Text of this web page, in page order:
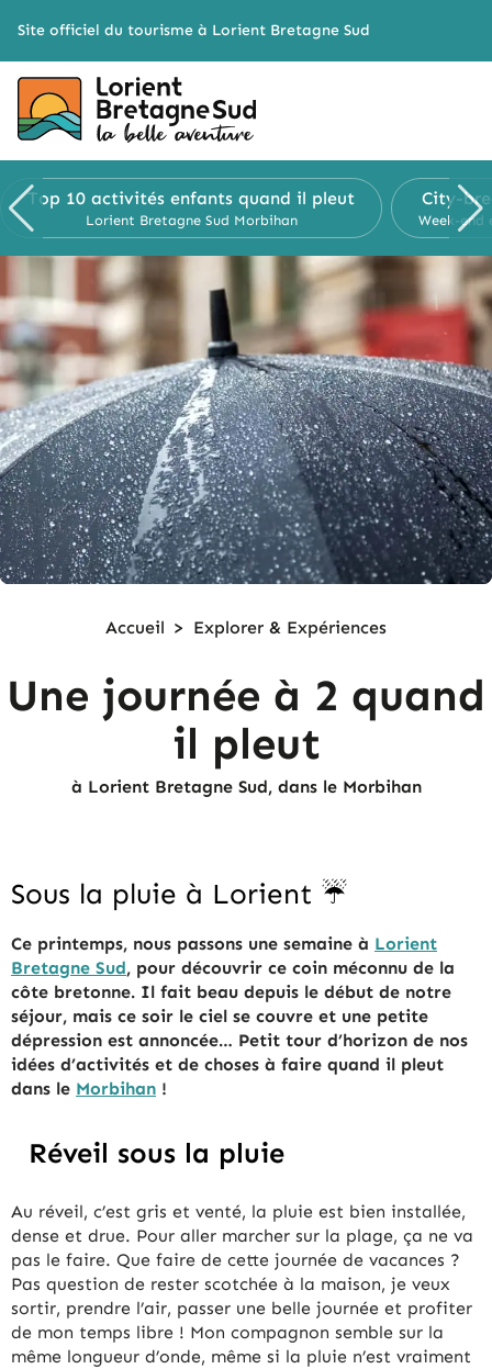
Site officiel du tourisme à Lorient Bretagne Sud
Top 10 activités enfants quand il pleut
Lorient Bretagne Sud Morbihan
City-
Week-end
Accueil > Explorer & Expériences
Une journée à 2 quand
il pleut
à Lorient Bretagne Sud, dans le Morbihan
Sous la pluie à Lorient ☔
Ce printemps, nous passons une semaine à Lorient
Bretagne Sud, pour découvrir ce coin méconnu de la
côte bretonne. Il fait beau depuis le début de notre
séjour, mais ce soir le ciel se couvre et une petite
dépression est annoncée… Petit tour d’horizon de nos
idées d’activités et de choses à faire quand il pleut
dans le Morbihan !
Réveil sous la pluie
Au réveil, c’est gris et venté, la pluie est bien installée,
dense et drue. Pour aller marcher sur la plage, ça ne va
pas le faire. Que faire de cette journée de vacances ?
Pas question de rester scotchée à la maison, je veux
sortir, prendre l’air, passer une belle journée et profiter
de mon temps libre ! Mon compagnon semble sur la
même longueur d’onde, même si la pluie n’est vraiment